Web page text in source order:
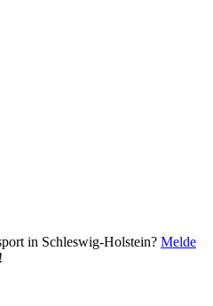
in Schleswig-Holstein? Melde